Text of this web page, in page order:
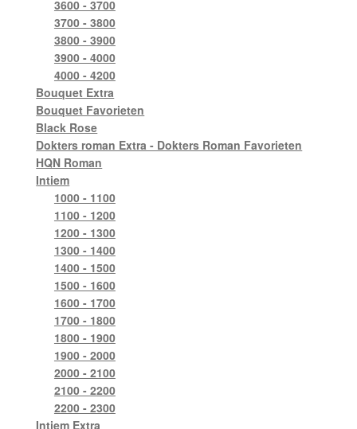
3600 - 3700
3700 - 3800
3800 - 3900
3900 - 4000
4000 - 4200
Bouquet Extra
Bouquet Favorieten
Black Rose
Dokters roman Extra - Dokters Roman Favorieten
HQN Roman
Intiem
1000 - 1100
1100 - 1200
1200 - 1300
1300 - 1400
1400 - 1500
1500 - 1600
1600 - 1700
1700 - 1800
1800 - 1900
1900 - 2000
2000 - 2100
2100 - 2200
2200 - 2300
Intiem Extra